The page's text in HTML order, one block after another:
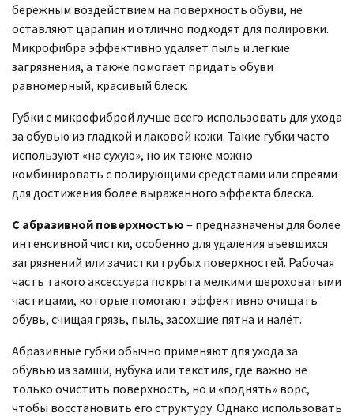
бережным воздействием на поверхность обуви, не
оставляют царапин и отлично подходят для полировки.
Микрофибра эффективно удаляет пыль и легкие
загрязнения, а также помогает придать обуви
равномерный, красивый блеск.
Губки с микрофиброй лучше всего использовать для ухода
за обувью из гладкой и лаковой кожи. Такие губки часто
используют «на сухую», но их также можно
комбинировать с полирующими средствами или спреями
для достижения более выраженного эффекта блеска.
С абразивной поверхностью – предназначены для более
интенсивной чистки, особенно для удаления въевшихся
загрязнений или зачистки грубых поверхностей. Рабочая
часть такого аксессуара покрыта мелкими шероховатыми
частицами, которые помогают эффективно очищать
обувь, счищая грязь, пыль, засохшие пятна и налёт.
Абразивные губки обычно применяют для ухода за
обувью из замши, нубука или текстиля, где важно не
только очистить поверхность, но и «поднять» ворс,
чтобы восстановить его структуру. Однако использовать